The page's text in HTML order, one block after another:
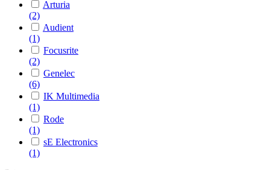
Arturia
(2)
Audient
(1)
Focusrite
(2)
Genelec
(6)
IK Multimedia
(1)
Rode
(1)
sE Electronics
(1)